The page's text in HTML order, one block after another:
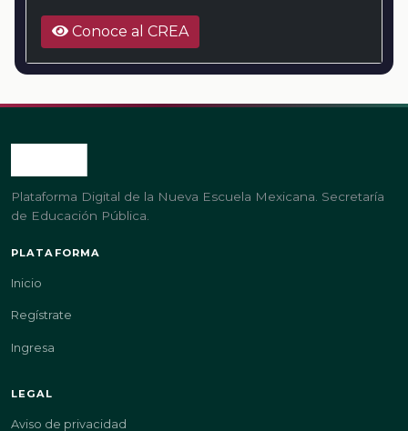
Conoce al CREA
Plataforma Digital de la Nueva Escuela Mexicana. Secretaría
de Educación Pública.
PLATAFORMA
Inicio
Regístrate
Ingresa
LEGAL
Aviso de privacidad